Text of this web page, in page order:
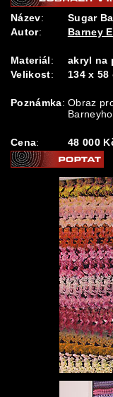
Název:
Sugar
Autor: Barney
Materiál:
akryl na
Velikost: 134 x 58
Poznámka: Obraz
Cena: 48 000